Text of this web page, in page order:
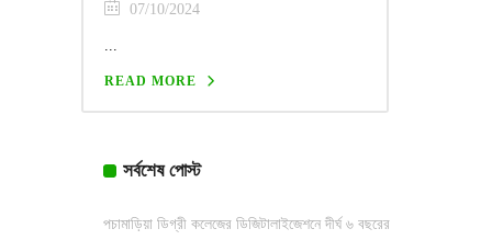
07/10/2024
...
READ MORE
সর্বশেষ পোস্ট
পচামাড়িয়া ডিগ্রী কলেজের ডিজিটালাইজেশনে দীর্ঘ ৬ বছরের